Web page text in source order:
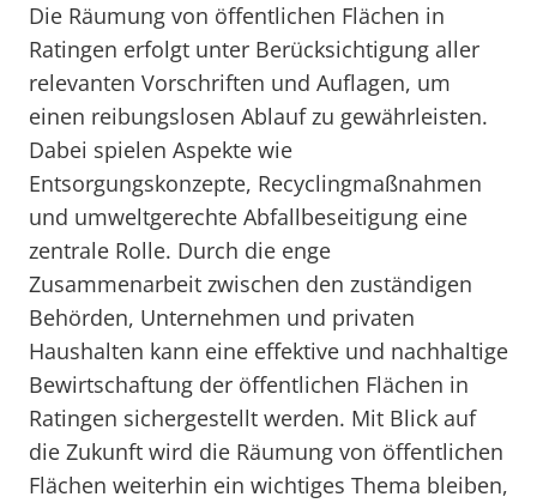
Die Räumung von öffentlichen Flächen in
Ratingen erfolgt unter Berücksichtigung aller
relevanten Vorschriften und Auflagen, um
einen reibungslosen Ablauf zu gewährleisten.
Dabei spielen Aspekte wie
Entsorgungskonzepte, Recyclingmaßnahmen
und umweltgerechte Abfallbeseitigung eine
zentrale Rolle. Durch die enge
Zusammenarbeit zwischen den zuständigen
Behörden, Unternehmen und privaten
Haushalten kann eine effektive und nachhaltige
Bewirtschaftung der öffentlichen Flächen in
Ratingen sichergestellt werden. Mit Blick auf
die Zukunft wird die Räumung von öffentlichen
Flächen weiterhin ein wichtiges Thema bleiben,